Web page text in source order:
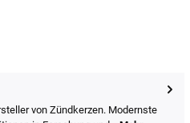
von Zündkerzen. Modernste